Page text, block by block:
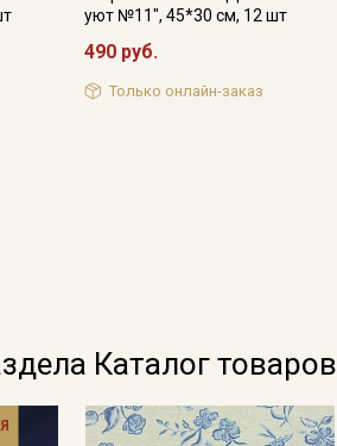
уют №11", 45*30 см, 12 шт
490 руб.
Только онлайн-заказ
Каталог товаров